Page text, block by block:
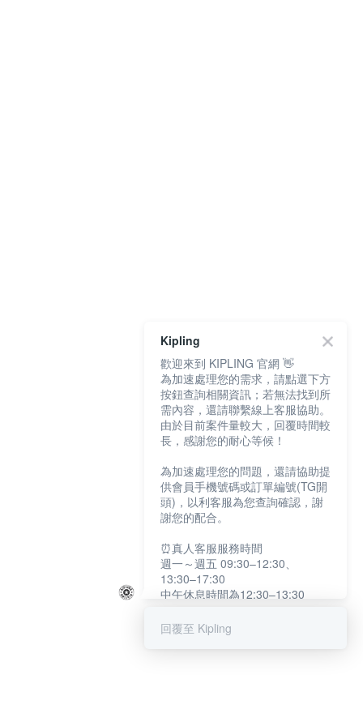
Kipling
歡迎來到 KIPLING 官網 👋
為加速處理您的需求，請點選下方
按鈕查詢相關資訊；若無法找到所
需內容，還請聯繫線上客服協助。
由於目前案件量較大，回覆時間較
長，感謝您的耐心等候！
為加速處理您的問題，還請協助提
供會員手機號碼或訂單編號(TG開
頭)，以利客服為您查詢確認，謝
謝您的配合。
⏰真人客服服務時間
週一～週五 09:30–12:30、
13:30–17:30
中午休息時間為12:30–13:30
提醒您：系統會自動已讀訊息，如
回覆至 Kipling